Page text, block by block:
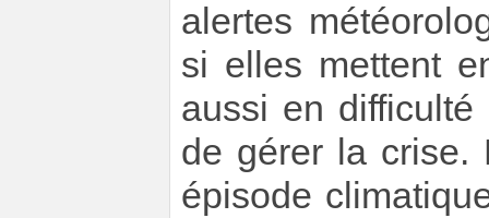
alertes
si elles mettent
aussi en
de gérer la crise.
épisode